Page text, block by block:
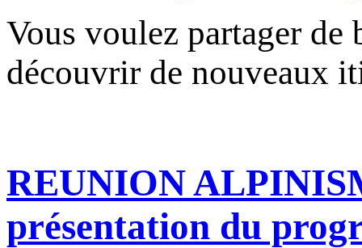
Vous voulez partager de
découvrir de nouveaux
REUNION
présentation du